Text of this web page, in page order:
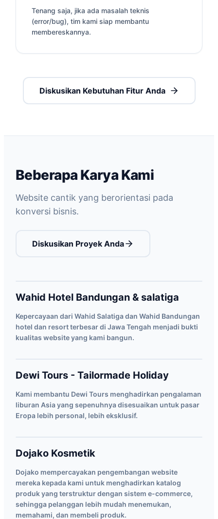
Tenang saja, jika ada masalah teknis
(error/bug), tim kami siap membantu
membereskannya.
Diskusikan Kebutuhan Fitur Anda
Beberapa Karya Kami
Website cantik yang berorientasi pada
konversi bisnis.
Diskusikan Proyek Anda
Wahid Hotel Bandungan & salatiga
Kepercayaan dari Wahid Salatiga dan Wahid Bandungan
hotel dan resort terbesar di Jawa Tengah menjadi bukti
kualitas website yang kami bangun.
Dewi Tours - Tailormade Holiday
Kami membantu Dewi Tours menghadirkan pengalaman
liburan Asia yang sepenuhnya disesuaikan untuk pasar
Eropa lebih personal, lebih eksklusif.
Dojako Kosmetik
Dojako mempercayakan pengembangan website
mereka kepada kami untuk menghadirkan katalog
produk yang terstruktur dengan sistem e-commerce,
sehingga pelanggan lebih mudah menemukan,
memahami, dan membeli produk.